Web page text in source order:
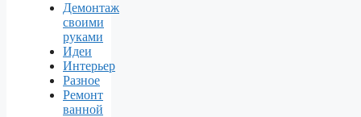
Демонтаж
своими
руками
Идеи
Интерьер
Разное
Ремонт
ванной